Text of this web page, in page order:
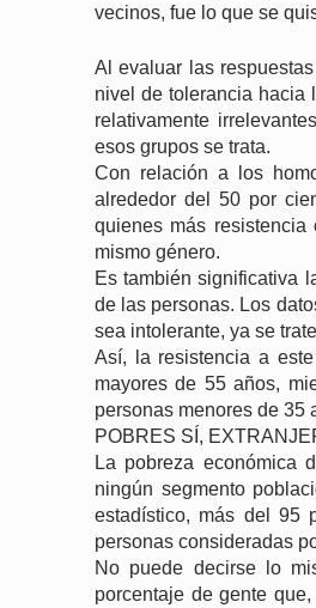
vecinos, fue lo que se
Al evaluar las
nivel de tolerancia hacia
relativamente
esos grupos se trata.
Con relación a los
alrededor del 50 por
quienes más
mismo género.
Es también significativa
de las personas. Los
sea intolerante, ya se
Así, la resistencia a
mayores de 55 años,
personas menores de 35
POBRES SÍ,
La pobreza económica
ningún segmento
estadístico, más del 95
personas consideradas
No puede decirse lo
porcentaje de gente